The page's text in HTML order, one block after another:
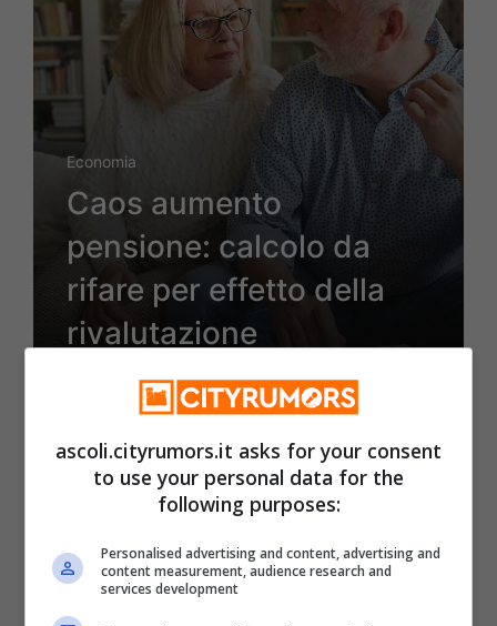
Economia
Caos aumento
pensione: calcolo da
rifare per effetto della
rivalutazione
13 Gennaio 2024
ascoli.cityrumors.it asks for your consent
to use your personal data for the
following purposes:
Personalised advertising and content, advertising and
content measurement, audience research and
services development